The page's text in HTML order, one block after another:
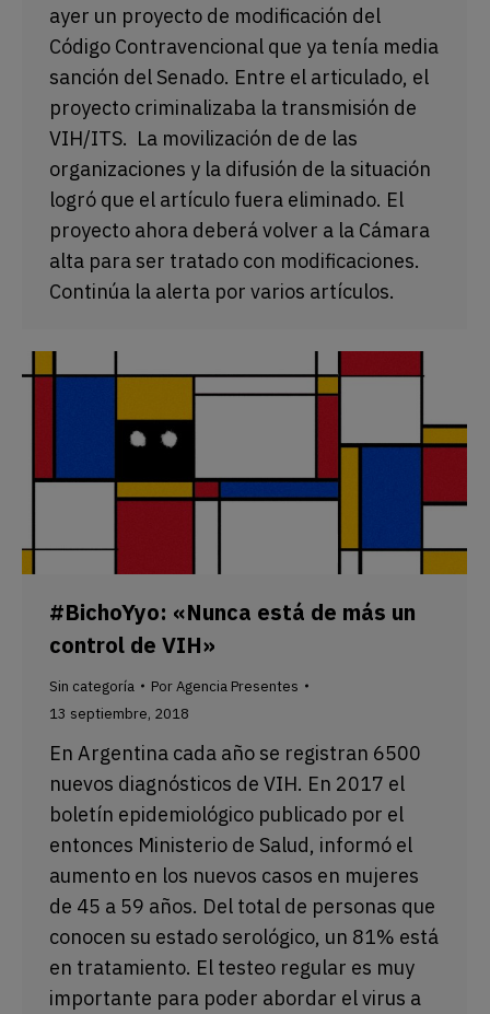
ayer un proyecto de modificación del
Código Contravencional que ya tenía media
sanción del Senado. Entre el articulado, el
proyecto criminalizaba la transmisión de
VIH/ITS. La movilización de de las
organizaciones y la difusión de la situación
logró que el artículo fuera eliminado. El
proyecto ahora deberá volver a la Cámara
alta para ser tratado con modificaciones.
Continúa la alerta por varios artículos.
#BichoYyo: «Nunca está de más un
control de VIH»
Sin categoría PorAgencia Presentes
13 septiembre, 2018
En Argentina cada año se registran 6500
nuevos diagnósticos de VIH. En 2017 el
boletín epidemiológico publicado por el
entonces Ministerio de Salud, informó el
aumento en los nuevos casos en mujeres
de 45 a 59 años. Del total de personas que
conocen su estado serológico, un 81% está
en tratamiento. El testeo regular es muy
importante para poder abordar el virus a